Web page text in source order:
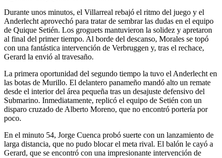
Durante unos minutos, el Villarreal rebajó el ritmo del juego y el
Anderlecht aprovechó para tratar de sembrar las dudas en el equipo
de Quique Setién. Los groguets mantuvieron la solidez y apretaron
al final del primer tiempo. Al borde del descanso, Morales se topó
con una fantástica intervención de Verbruggen y, tras el rechace,
Gerard la envió al travesaño.
La primera oportunidad del segundo tiempo la tuvo el Anderlecht en
las botas de Murillo. El delantero panameño mandó alto un remate
desde el interior del área pequeña tras un desajuste defensivo del
Submarino. Inmediatamente, replicó el equipo de Setién con un
disparo cruzado de Alberto Moreno, que no encontró portería por
poco.
En el minuto 54, Jorge Cuenca probó suerte con un lanzamiento de
larga distancia, que no pudo blocar el meta rival. El balón le cayó a
Gerard, que se encontró con una impresionante intervención de